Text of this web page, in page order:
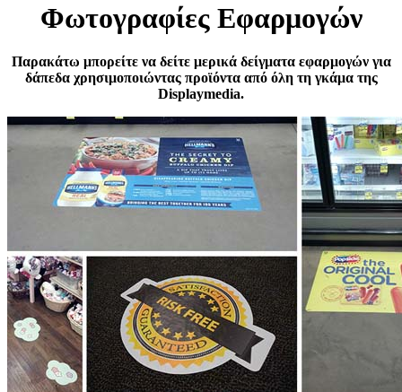
Φωτογραφίες Εφαρμογών
Παρακάτω μπορείτε να δείτε μερικά δείγματα εφαρμογών για
δάπεδα χρησιμοποιώντας προϊόντα από όλη τη γκάμα της
Displaymedia.